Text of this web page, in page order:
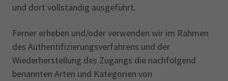
und dort vollständig ausgeführt.
Ferner erheben und/oder verwenden wir im Rahmen
des Authentifizierungsverfahrens und der
Wiederherstellung des Zugangs die nachfolgend
benannten Arten und Kategorien von